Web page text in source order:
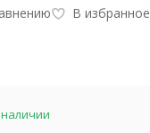
В избранное